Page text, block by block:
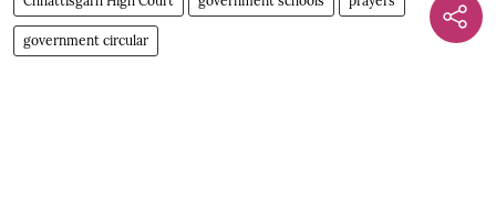
government circular